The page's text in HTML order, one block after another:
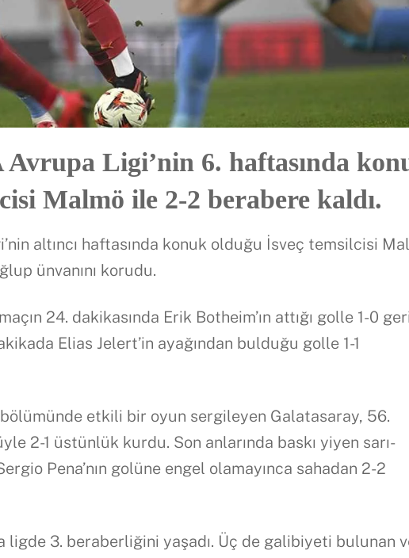
Avrupa Ligi’nin 6. haftasında
Malmö ile 2-2 berabere kaldı.
altıncı haftasında konuk olduğu İsveç temsilcisi
ünvanını korudu.
24. dakikasında Erik Botheim’ın attığı golle 1-0
Elias Jelert’in ayağından bulduğu golle 1-1
bölümünde etkili bir oyun sergileyen Galatasaray, 56.
2-1 üstünlük kurdu. Son anlarında baskı yiyen sarı-
Pena’nın golüne engel olamayınca sahadan 2-2
ligde 3. beraberliğini yaşadı. Üç de galibiyeti bulunan